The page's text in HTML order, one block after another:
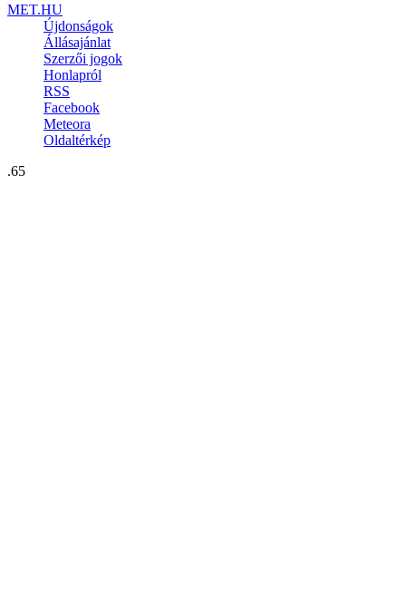
MET.HU
Újdonságok
Állásajánlat
Szerzői jogok
Honlapról
RSS
Facebook
Meteora
Oldaltérkép
.65